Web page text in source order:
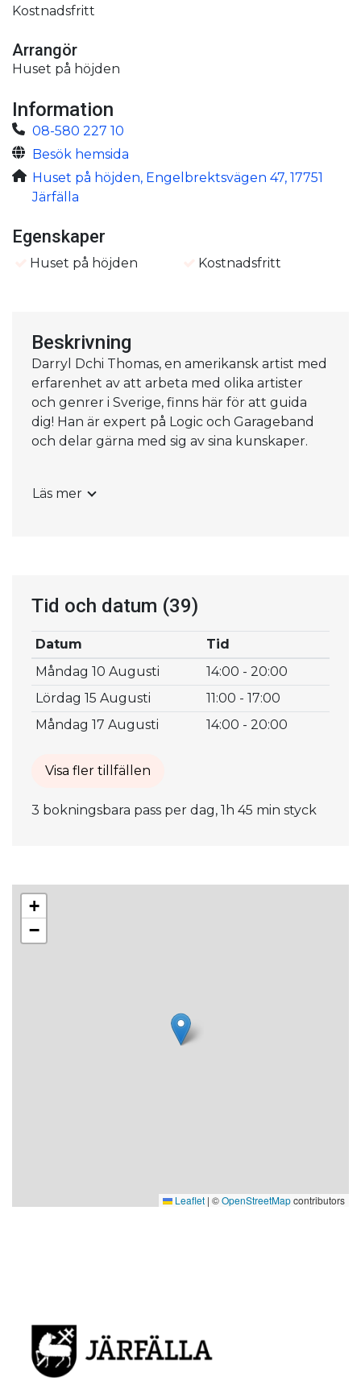
Kostnadsfritt
Arrangör
Huset på höjden
Information
08-580 227 10
Besök hemsida
Huset på höjden, Engelbrektsvägen 47, 17751
Järfälla
Egenskaper
Huset på höjden Kostnadsfritt
Beskrivning
Darryl Dchi Thomas, en amerikansk artist med
erfarenhet av att arbeta med olika artister
och genrer i Sverige, finns här för att guida
dig! Han är expert på Logic och Garageband
och delar gärna med sig av sina kunskaper.
Darryl via en husvärd i receptionen. Det är
Läs mer
Tid och datum (39)
Datum
Tid
Måndag 10 Augusti
14:00 - 20:00
Lördag 15 Augusti
11:00 - 17:00
Måndag 17 Augusti
14:00 - 20:00
Visa fler tillfällen
3 bokningsbara pass per dag, 1h 45 min styck
+
−
Leaflet | ©OpenStreetMapcontributors